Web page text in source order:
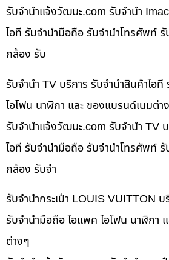
รับจํานําแจ้งวัฒนะ.com รับจำนำ
ไอที รับจำนำมือถือ รับจำนำโทรศัพท์ รั
กล้อง รับ
รับจำนำ TV บริการ รับจำนำสินค้าไอ
ไอโฟน นาฬิกา และ ของแบรนด์เนมต่า
รับจํานําแจ้งวัฒนะ.com รับจำนำ TV
ไอที รับจำนำมือถือ รับจำนำโทรศัพท์ รั
กล้อง รับจำ
รับจำนำกระเป๋า LOUIS VUITTON บ
รับจำนำมือถือ ไอแพค ไอโฟน นาฬิกา
ต่างๆ